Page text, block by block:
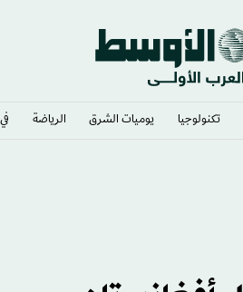
تكنولوجيا يوميات الشرق​ الرياضة